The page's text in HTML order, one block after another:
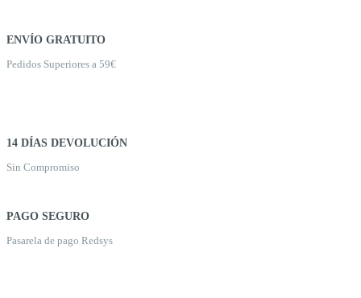
ENVÍO GRATUITO
Pedidos Superiores a 59€
14 DÍAS DEVOLUCIÓN
Sin Compromiso
PAGO SEGURO
Pasarela de pago Redsys